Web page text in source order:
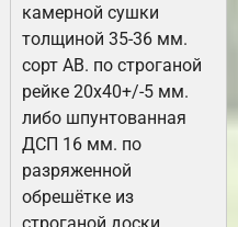
камерной сушки
толщиной 35-36 мм.
сорт АВ. по строганой
рейке 20х40+/-5 мм.
либо шпунтованная
ДСП 16 мм. по
разряженной
обрешётке из